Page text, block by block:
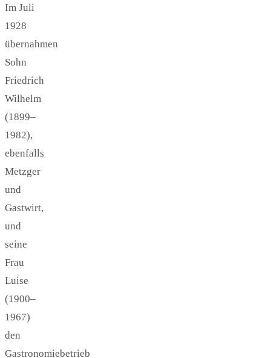
Im Juli
1928
übernahmen
Sohn
Friedrich
Wilhelm
(1899–
1982),
ebenfalls
Metzger
und
Gastwirt,
und
seine
Frau
Luise
(1900–
1967)
den
Gastronomiebetrieb